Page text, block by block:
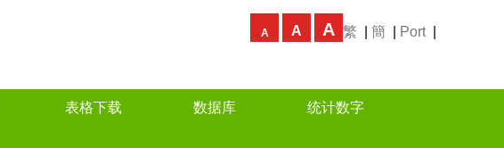
A A A 繁 簡 Port|
表格下载 数据库 统计数字